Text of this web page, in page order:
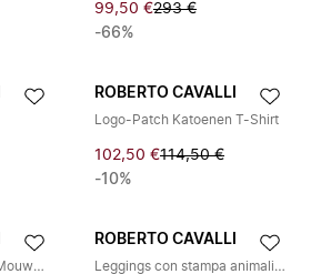
99,50 €293 €
-66%
ROBERTO CAVALLI
Logo-Patch Katoenen T-Shirt
102,50 €114,50 €
-10%
Logo Shirt met Lange Mouwen, Luipaard Details en Gouden Knopen
ROBERTO CAVALLI
Leggings con stampa animalier